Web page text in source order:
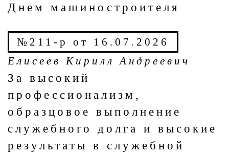
Днем машиностроителя
№211-р от 16.07.2026
Елисеев Кирилл Андреевич
За высокий
профессионализм,
образцовое выполнение
служебного долга и высокие
результаты в служебной